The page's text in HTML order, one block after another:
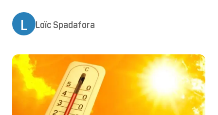
d’après-midi et soirée, une dégradation
orageuse s’organise sur la région. Des
de la
L Loïc Spadafora